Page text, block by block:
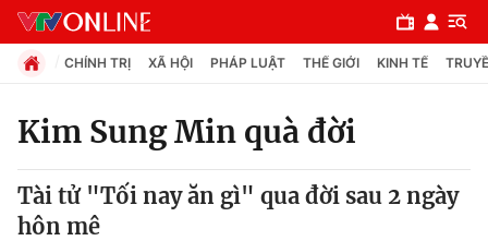
Chuyên mục
Chính trị
CHÍNH TRỊ XÃ HỘI PHÁP LUẬT THẾ GIỚI KINH TẾ
Kim Sung Min quà đời
Tài tử "Tối nay ăn gì" qua đời sau 2 ngày
hôn mê